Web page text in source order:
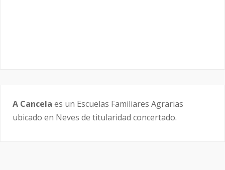
A Cancela es un Escuelas Familiares Agrarias
ubicado en Neves de titularidad concertado.